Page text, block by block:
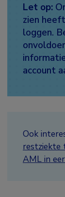
Let op:
zien
loggen.
account
Ook
restziekte
AML in